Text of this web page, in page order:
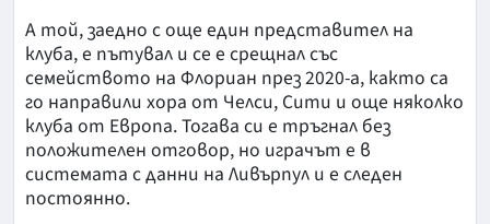
А той, заедно с още един представител на
клуба, е пътувал и се е срещнал със
семейството на Флориан през 2020-а, както са
го направили хора от Челси, Сити и още няколко
клуба от Европа. Тогава си е тръгнал без
положителен отговор, но играчът е в
системата с данни на Ливърпул и е следен
постоянно.